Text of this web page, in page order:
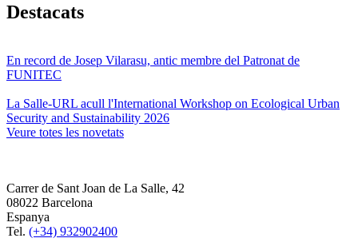
Destacats
En record de Josep Vilarasu, antic membre del Patronat de
FUNITEC
La Salle-URL acull l'International Workshop on Ecological Urban
Security and Sustainability 2026
Veure totes les novetats
Carrer de Sant Joan de La Salle, 42
08022 Barcelona
Espanya
Tel. (+34) 932902400